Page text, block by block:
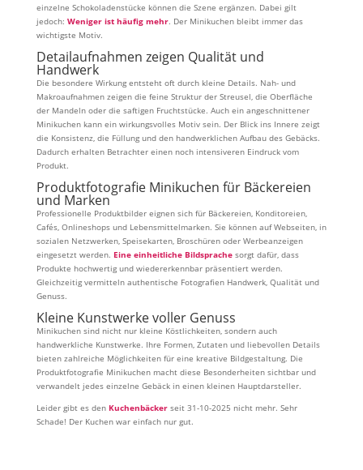
einzelne Schokoladenstücke können die Szene ergänzen. Dabei gilt
jedoch: Weniger ist häufig mehr. Der Minikuchen bleibt immer das
wichtigste Motiv.
Detailaufnahmen zeigen Qualität und
Handwerk
Die besondere Wirkung entsteht oft durch kleine Details. Nah- und
Makroaufnahmen zeigen die feine Struktur der Streusel, die Oberfläche
der Mandeln oder die saftigen Fruchtstücke. Auch ein angeschnittener
Minikuchen kann ein wirkungsvolles Motiv sein. Der Blick ins Innere zeigt
die Konsistenz, die Füllung und den handwerklichen Aufbau des Gebäcks.
Dadurch erhalten Betrachter einen noch intensiveren Eindruck vom
Produkt.
Produktfotografie Minikuchen für Bäckereien
und Marken
Professionelle Produktbilder eignen sich für Bäckereien, Konditoreien,
Cafés, Onlineshops und Lebensmittelmarken. Sie können auf Webseiten, in
sozialen Netzwerken, Speisekarten, Broschüren oder Werbeanzeigen
eingesetzt werden. Eine einheitliche Bildsprache sorgt dafür, dass
Produkte hochwertig und wiedererkennbar präsentiert werden.
Gleichzeitig vermitteln authentische Fotografien Handwerk, Qualität und
Genuss.
Kleine Kunstwerke voller Genuss
Minikuchen sind nicht nur kleine Köstlichkeiten, sondern auch
handwerkliche Kunstwerke. Ihre Formen, Zutaten und liebevollen Details
bieten zahlreiche Möglichkeiten für eine kreative Bildgestaltung. Die
Produktfotografie Minikuchen macht diese Besonderheiten sichtbar und
verwandelt jedes einzelne Gebäck in einen kleinen Hauptdarsteller.
Leider gibt es den Kuchenbäckerseit 31-10-2025 nicht mehr. Sehr
Schade! Der Kuchen war einfach nur gut.